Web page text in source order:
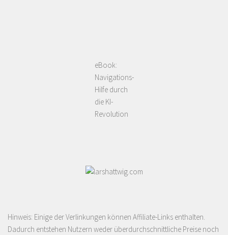
eBook:
Navigations-
Hilfe durch
die KI-
Revolution
Hinweis: Einige der Verlinkungen können Affiliate-Links enthalten.
Dadurch entstehen Nutzern weder überdurchschnittliche Preise noch